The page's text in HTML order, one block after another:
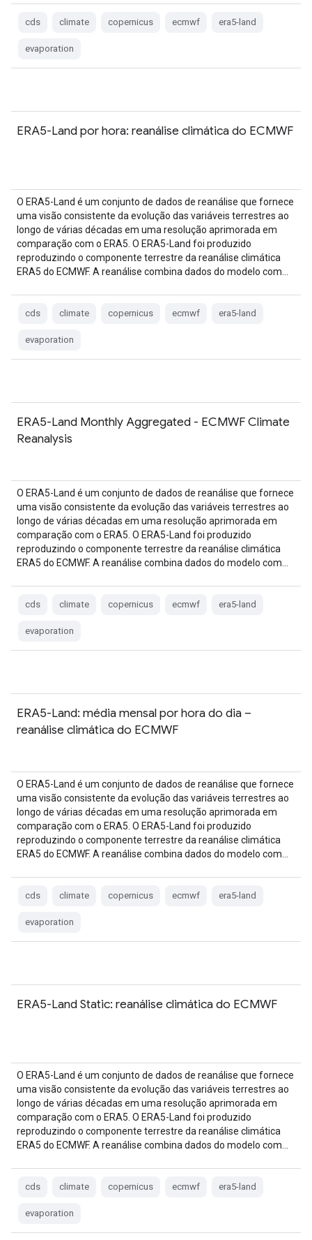
cds climate copernicus ecmwf era5-land
evaporation
ERA5-Land por hora: reanálise climática do ECMWF
O ERA5-Land é um conjunto de dados de reanálise que fornece
uma visão consistente da evolução das variáveis terrestres ao
longo de várias décadas em uma resolução aprimorada em
comparação com o ERA5. O ERA5-Land foi produzido
reproduzindo o componente terrestre da reanálise climática
ERA5 do ECMWF. A reanálise combina dados do modelo com…
cds climate copernicus ecmwf era5-land
evaporation
ERA5-Land Monthly Aggregated - ECMWF Climate
Reanalysis
O ERA5-Land é um conjunto de dados de reanálise que fornece
uma visão consistente da evolução das variáveis terrestres ao
longo de várias décadas em uma resolução aprimorada em
comparação com o ERA5. O ERA5-Land foi produzido
reproduzindo o componente terrestre da reanálise climática
ERA5 do ECMWF. A reanálise combina dados do modelo com…
cds climate copernicus ecmwf era5-land
evaporation
ERA5-Land: média mensal por hora do dia –
reanálise climática do ECMWF
O ERA5-Land é um conjunto de dados de reanálise que fornece
uma visão consistente da evolução das variáveis terrestres ao
longo de várias décadas em uma resolução aprimorada em
comparação com o ERA5. O ERA5-Land foi produzido
reproduzindo o componente terrestre da reanálise climática
ERA5 do ECMWF. A reanálise combina dados do modelo com…
cds climate copernicus ecmwf era5-land
evaporation
ERA5-Land Static: reanálise climática do ECMWF
O ERA5-Land é um conjunto de dados de reanálise que fornece
uma visão consistente da evolução das variáveis terrestres ao
longo de várias décadas em uma resolução aprimorada em
comparação com o ERA5. O ERA5-Land foi produzido
reproduzindo o componente terrestre da reanálise climática
ERA5 do ECMWF. A reanálise combina dados do modelo com…
cds climate copernicus ecmwf era5-land
evaporation